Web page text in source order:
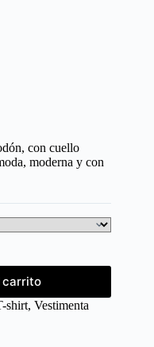
con cuello
moderna y con
carrito
shirt, Vestimenta